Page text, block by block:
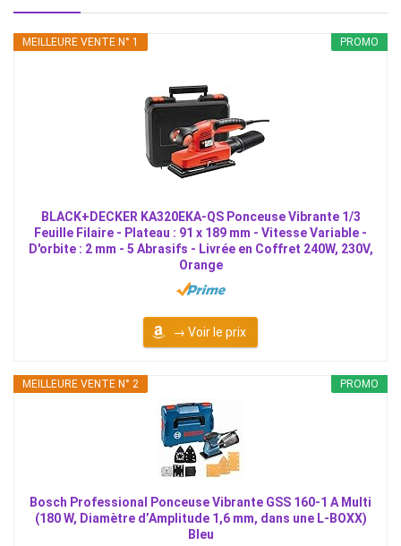
PROMO
MEILLEURE VENTE N° 1
BLACK+DECKER KA320EKA-QS Ponceuse Vibrante 1/3
Feuille Filaire - Plateau : 91 x 189 mm - Vitesse Variable -
D'orbite : 2 mm - 5 Abrasifs - Livrée en Coffret 240W, 230V,
Orange
→ Voir le prix
PROMO
MEILLEURE VENTE N° 2
Bosch Professional Ponceuse Vibrante GSS 160-1 A Multi
(180 W, Diamètre d’Amplitude 1,6 mm, dans une L-BOXX)
Bleu